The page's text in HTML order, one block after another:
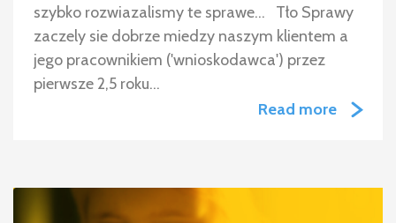
szybko rozwiazalismy te sprawe… Tło Sprawy
zaczely sie dobrze miedzy naszym klientem a
jego pracownikiem ('wnioskodawca') przez
pierwsze 2,5 roku…
Read more